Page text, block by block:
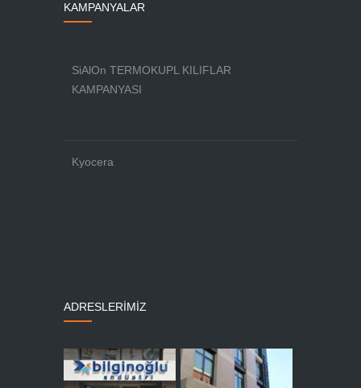
KAMPANYALAR
SiAlOn TERMOKUPL KILIFLAR
KAMPANYASI
Kyocera
ADRESLERİMİZ